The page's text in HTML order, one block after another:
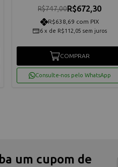
R$747,00R$672,30
R$638,69 com PIX
6 x de R$112,05 sem juros
COMPRAR
Consulte-nos pelo WhatsApp
um cupom de